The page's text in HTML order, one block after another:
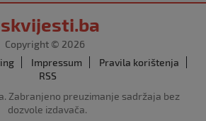
Copyright © 2026
Impressum
Pravila korištenja
RSS
Zabranjeno preuzimanje sadržaja bez
dozvole izdavača.